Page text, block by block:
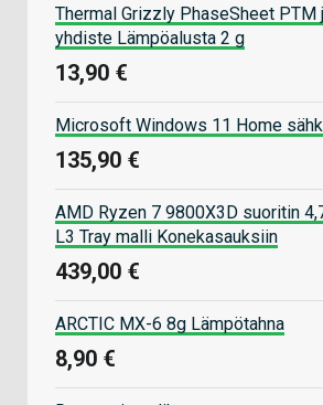
Thermal Grizzly PhaseSheet PTM
yhdiste Lämpöalusta 2 g
13,90 €
Microsoft Windows 11 Home
135,90 €
AMD Ryzen 7 9800X3D suoritin
L3 Tray malli Konekasauksiin
439,00 €
ARCTIC MX-6 8g Lämpötahna
8,90 €